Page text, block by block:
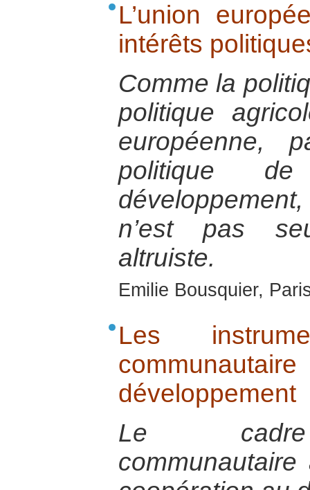
L’union
intérêts
Comme la
politique
politique
n’est pas
altruiste.
Emilie Bousquier,
Les
développement
Le cadre